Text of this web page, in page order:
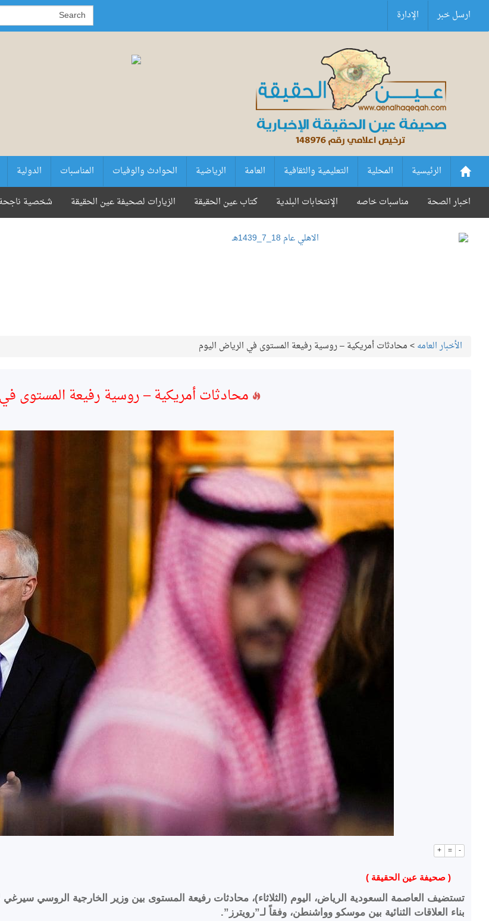
ارسل خبر الإدارة
الرئيسية المحلية التعليمية والثقافية العامة الرياضية الحوادث والوفيات المناسبات الدولية
شخصية الزيارات لصحيفة عين الحقيقة كتاب عين الحقيقة الإنتخابات البلدية مناسبات خاصه اخبار الصحة
الأخبار العامه>محادثات أمريكية – روسية رفيعة المستوى في الرياض اليوم
محادثات أمريكية – روسية رفيعة المستوى
+ = -
( صحيفة عين الحقيقة )
تستضيف العاصمة السعودية الرياض، اليوم (الثلاثاء)، محادثات رفيعة المستوى بين وزير الخارجية الروسي
بناء العلاقات الثنائية بين موسكو وواشنطن، وفقاً لـ”رويترز”.